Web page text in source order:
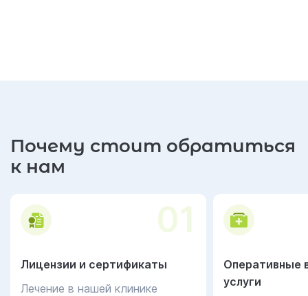
Почему стоит обратиться
к нам
01
Лицензии и сертификаты
Лечение в нашей клинике
Оперативные
услуги